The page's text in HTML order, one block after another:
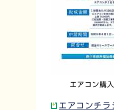
エアコン購
エアコンチ